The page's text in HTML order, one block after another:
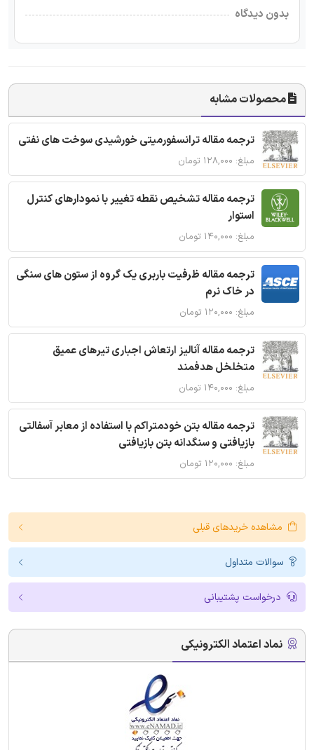
بدون دیدگاه
محصولات مشابه
ترجمه مقاله ترانسفورمیتی خورشیدی سوخت های نفتی
مبلغ: ۱۲۸,۰۰۰ تومان
ترجمه مقاله تشخیص نقطه تغییر با نمودارهای کنترل
استوار
مبلغ: ۱۴۰,۰۰۰ تومان
ترجمه مقاله ظرفیت باربری یک گروه از ستون های سنگی
در خاک نرم
مبلغ: ۱۲۰,۰۰۰ تومان
ترجمه مقاله آنالیز ارتعاش اجباری تیرهای عمیق
متخلخل هدفمند
مبلغ: ۱۴۰,۰۰۰ تومان
ترجمه مقاله بتن خودمتراکم با استفاده از معابر آسفالتی
بازیافتی و سنگدانه بتن بازیافتی
مبلغ: ۱۲۰,۰۰۰ تومان
مشاهده خریدهای قبلی
سوالات متداول
درخواست پشتیبانی
نماد اعتماد الکترونیکی